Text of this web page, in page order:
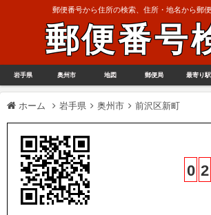
郵便番号から住所の検索、住所・地名から郵
郵便番号
岩手県 奥州市 地図 郵便局 最寄り駅
ホーム 岩手県 奥州市 前沢区新町
0 2